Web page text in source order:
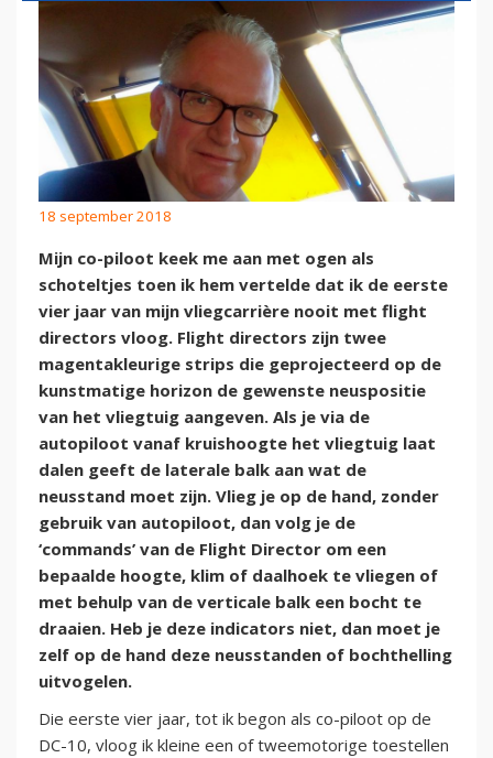
18 september 2018
Mijn co-piloot keek me aan met ogen als
schoteltjes toen ik hem vertelde dat ik de eerste
vier jaar van mijn vliegcarrière nooit met flight
directors vloog. Flight directors zijn twee
magentakleurige strips die geprojecteerd op de
kunstmatige horizon de gewenste neuspositie
van het vliegtuig aangeven. Als je via de
autopiloot vanaf kruishoogte het vliegtuig laat
dalen geeft de laterale balk aan wat de
neusstand moet zijn. Vlieg je op de hand, zonder
gebruik van autopiloot, dan volg je de
‘commands’ van de Flight Director om een
bepaalde hoogte, klim of daalhoek te vliegen of
met behulp van de verticale balk een bocht te
draaien. Heb je deze indicators niet, dan moet je
zelf op de hand deze neusstanden of bochthelling
uitvogelen.
Die eerste vier jaar, tot ik begon als co-piloot op de
DC-10, vloog ik kleine een of tweemotorige toestellen